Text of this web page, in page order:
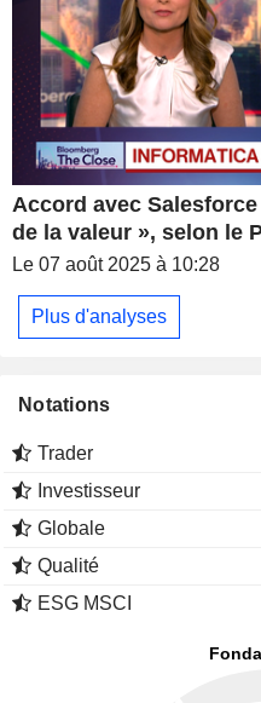
conçu pour gérer des
Accord avec
de la valeur », selon le
Le 07 août 2025 à 10:28
Plus d'analyses
Notations
Trader
Investisseur
Globale
Qualité
ESG MSCI